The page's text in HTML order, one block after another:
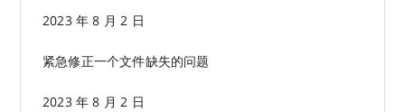
2023 年 8 月 2 日
紧急修正一个文件缺失的问题
2023 年 8 月 2 日